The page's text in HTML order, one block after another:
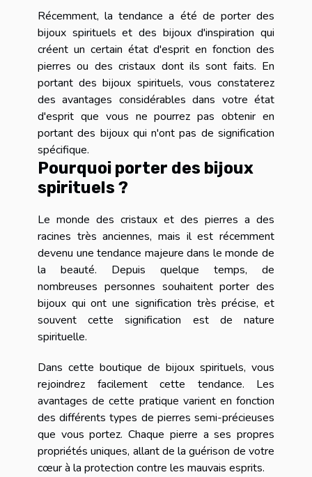
Récemment, la tendance a été de porter des
bijoux spirituels et des bijoux d'inspiration qui
créent un certain état d'esprit en fonction des
pierres ou des cristaux dont ils sont faits. En
portant des bijoux spirituels, vous constaterez
des avantages considérables dans votre état
d'esprit que vous ne pourrez pas obtenir en
portant des bijoux qui n'ont pas de signification
spécifique.
Pourquoi porter des bijoux
spirituels ?
Le monde des cristaux et des pierres a des
racines très anciennes, mais il est récemment
devenu une tendance majeure dans le monde de
la beauté. Depuis quelque temps, de
nombreuses personnes souhaitent porter des
bijoux qui ont une signification très précise, et
souvent cette signification est de nature
spirituelle.
Dans cette boutique de bijoux spirituels, vous
rejoindrez facilement cette tendance. Les
avantages de cette pratique varient en fonction
des différents types de pierres semi-précieuses
que vous portez. Chaque pierre a ses propres
propriétés uniques, allant de la guérison de votre
cœur à la protection contre les mauvais esprits.